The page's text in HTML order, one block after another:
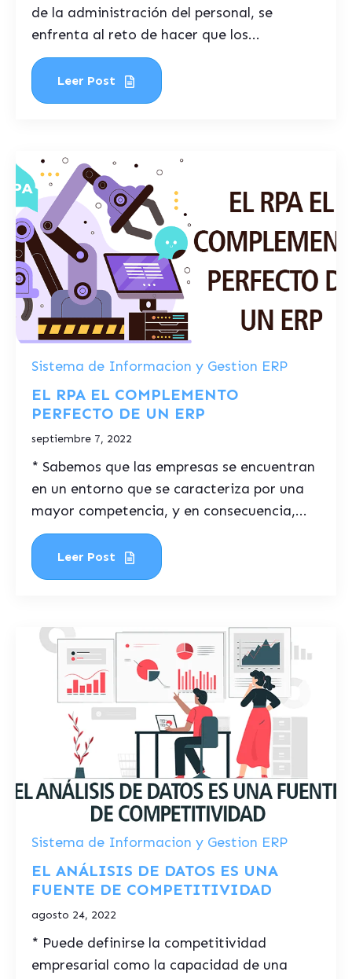
de la administración del personal, se
enfrenta al reto de hacer que los...
Leer Post
Sistema de Informacion y Gestion ERP
EL RPA EL COMPLEMENTO
PERFECTO DE UN ERP
septiembre 7, 2022
* Sabemos que las empresas se encuentran
en un entorno que se caracteriza por una
mayor competencia, y en consecuencia,...
Leer Post
Sistema de Informacion y Gestion ERP
EL ANÁLISIS DE DATOS ES UNA
FUENTE DE COMPETITIVIDAD
agosto 24, 2022
* Puede definirse la competitividad
empresarial como la capacidad de una